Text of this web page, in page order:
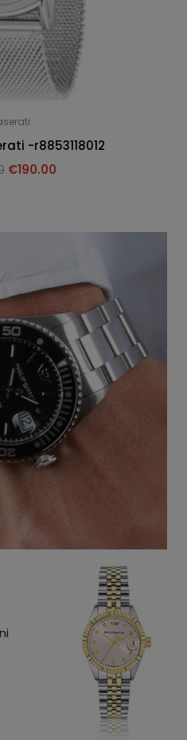
-r8853118012
€190.00